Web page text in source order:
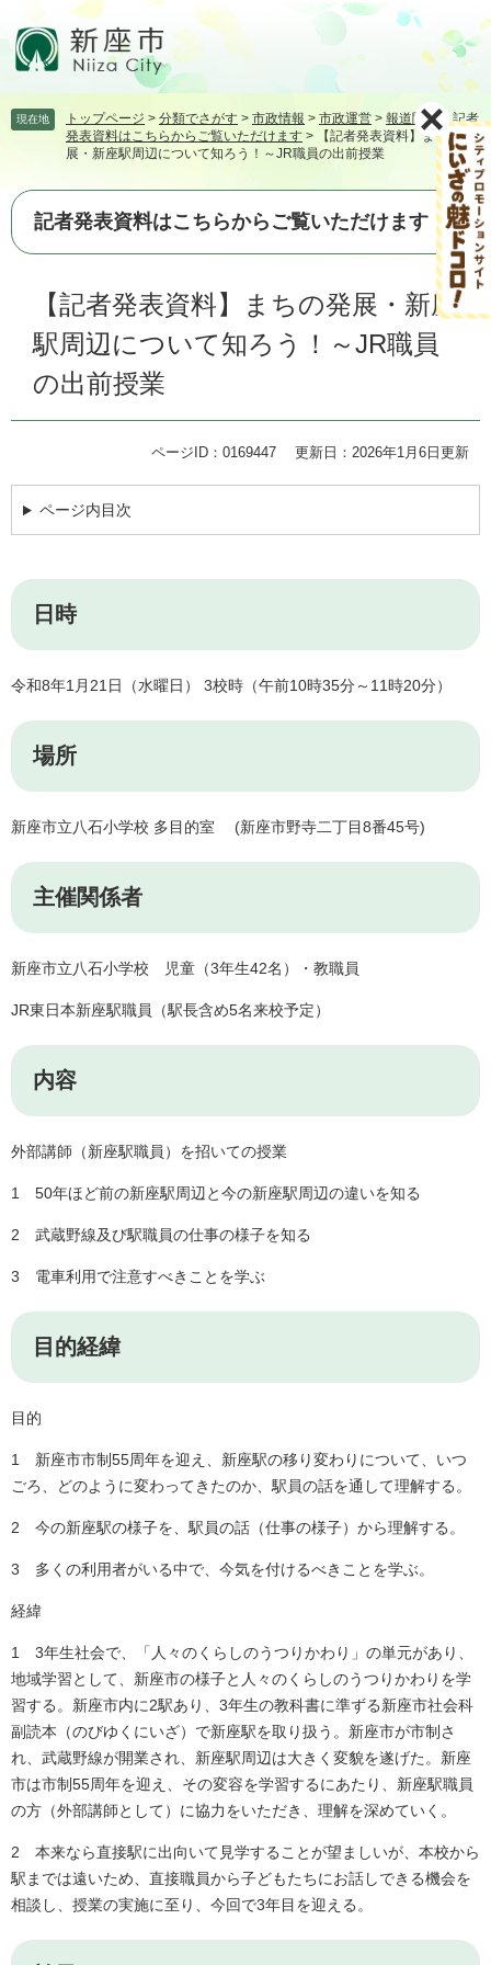
頭飛
て
文
現在地 トップページ > 分類でさがす > 市政情報 > 市政運営 > 報道関係>記者
発表資料はこちらからご覧いただけます >
【記者発表資料】まちの発
展・新座駅周辺について知ろう！～JR職員の出前授業
記者発表資料はこちらからご覧いただけます
【記者発表資料】まちの発展・新座
駅周辺について知ろう！～JR職員
の出前授業
ページID：0169447 更新日：2026年1月6日更新
ページ内目次
日時
​令和8年1月21日（水曜日） 3校時（午前10時35分～11時20分）
場所
新座市立八石小学校 多目的室 (新座市野寺二丁目8番45号)
主催関係者
新座市立八石小学校 児童（3年生42名）・教職員
JR東日本新座駅職員（駅長含め5名来校予定）
内容
外部講師（新座駅職員）を招いての授業
1 50年ほど前の新座駅周辺と今の新座駅周辺の違いを知る
2 武蔵野線及び駅職員の仕事の様子を知る
3 電車利用で注意すべきことを学ぶ
目的経緯
目的
1 新座市市制55周年を迎え、新座駅の移り変わりについて、いつ
ごろ、どのように変わってきたのか、駅員の話を通して理解する。
2 今の新座駅の様子を、駅員の話（仕事の様子）から理解する。
3 多くの利用者がいる中で、今気を付けるべきことを学ぶ。
経緯
1 3年生社会で、「人々のくらしのうつりかわり」の単元があり、
地域学習として、新座市の様子と人々のくらしのうつりかわりを学
習する。新座市内に2駅あり、3年生の教科書に準ずる新座市社会科
副読本（のびゆくにいざ）で新座駅を取り扱う。新座市が市制さ
れ、武蔵野線が開業され、新座駅周辺は大きく変貌を遂げた。新座
市は市制55周年を迎え、その変容を学習するにあたり、新座駅職員
の方（外部講師として）に協力をいただき、理解を深めていく。
2 本来なら直接駅に出向いて見学することが望ましいが、本校から
駅までは遠いため、直接職員から子どもたちにお話しできる機会を
相談し、授業の実施に至り、今回で3年目を迎える。